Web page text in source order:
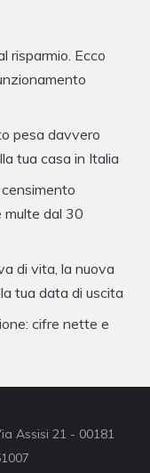
risparmio. Ecco
pesa davvero
tua casa in Italia
multe dal 30
di vita, la nuova
tua data di uscita
cifre nette e
Assisi 21 - 00181